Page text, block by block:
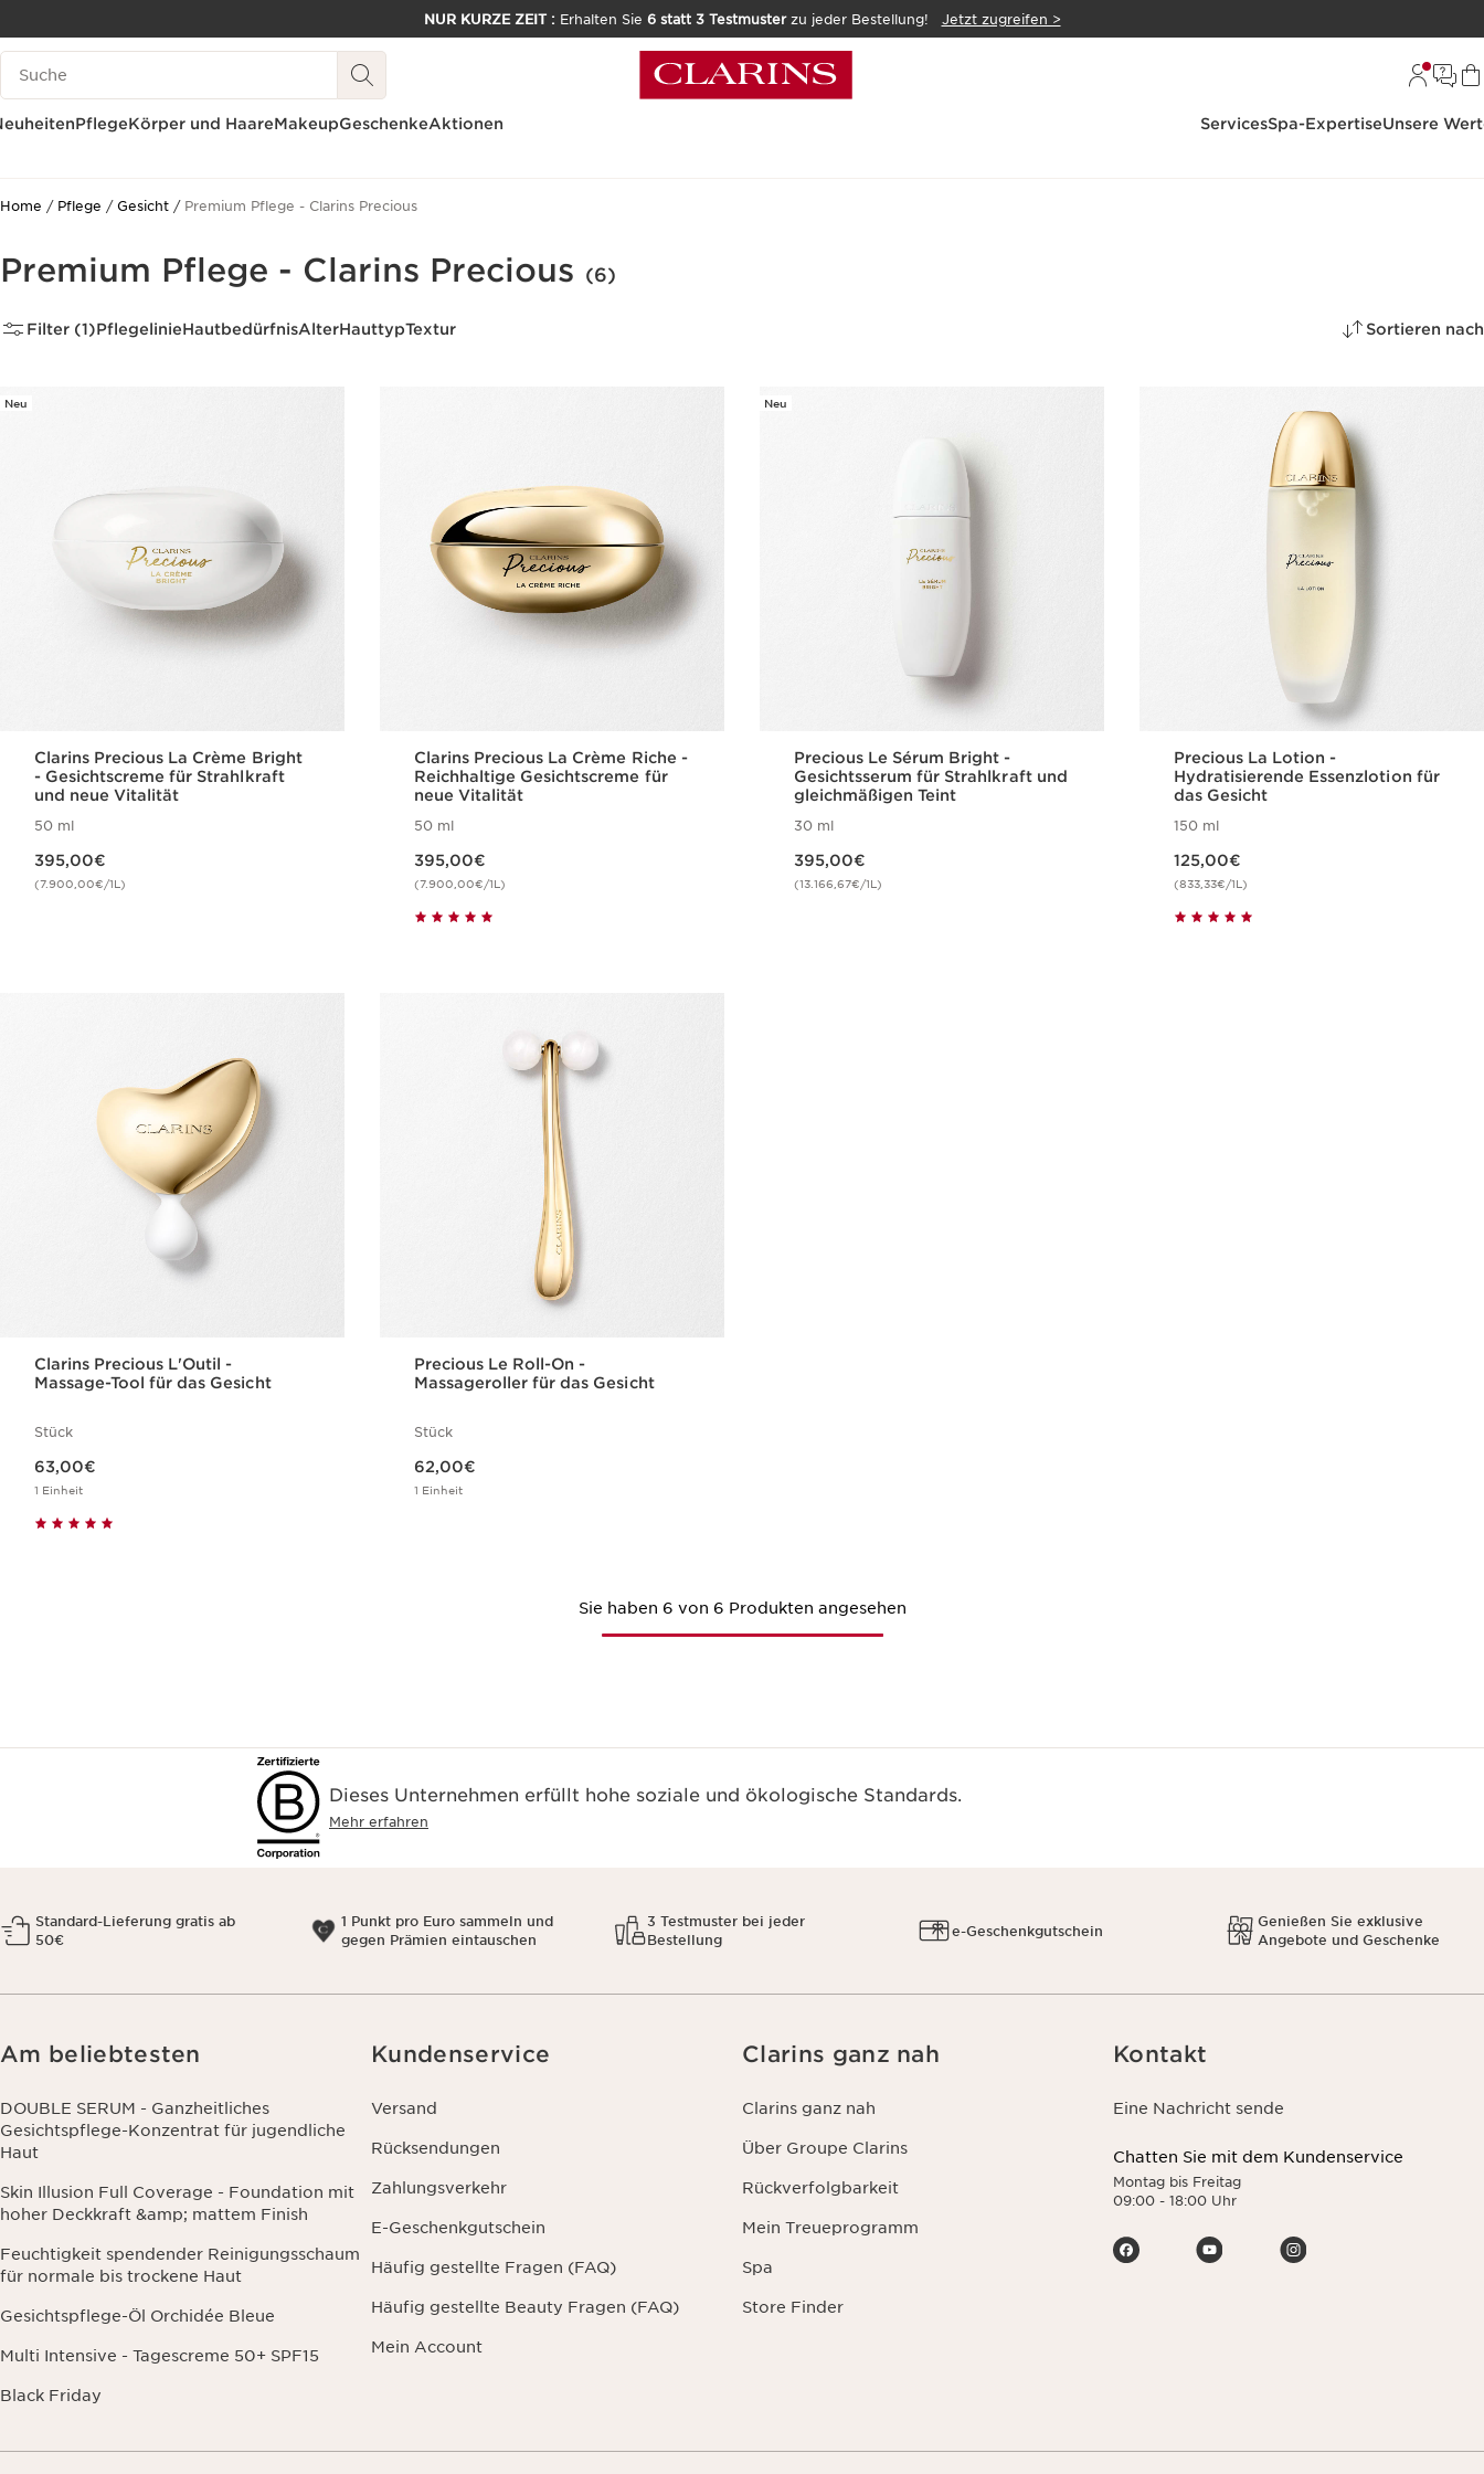
WEITER ZUM INHALT
NUR KURZE ZEIT : Erhalten Sie 6 statt 3 Testmusterzu jeder Bestellung! Jetzt zugreifen >
Legende suchen
PflegeKörper und HaareMakeupGeschenkeAktionen ServicesSpa-ExpertiseUnsere
Home Pflege Gesicht Premium Pflege - Clarins Precious
Premium Pflege - Clarins Precious (6)
Filter (1)PflegelinieHautbedürfnisAlterHauttypTextur Sortieren nach
Neu
Clarins Precious La Crème Bright
- Gesichtscreme für Strahlkraft
und neue Vitalität
50 ml
395,00€
(7.900,00€/1L)
Clarins Precious La Crème Riche -
Reichhaltige Gesichtscreme für
neue Vitalität
50 ml
395,00€
(7.900,00€/1L)
Neu
Precious Le Sérum Bright -
Gesichtsserum für Strahlkraft und
gleichmäßigen Teint
30 ml
395,00€
(13.166,67€/1L)
Precious La Lotion -
Hydratisierende Essenzlotion für
das Gesicht
150 ml
125,00€
(833,33€/1L)
Clarins Precious L'Outil -
Massage-Tool für das Gesicht
Stück
63,00€
1 Einheit
Precious Le Roll-On -
Massageroller für das Gesicht
Stück
62,00€
1 Einheit
Sie haben 6 von 6 Produkten angesehen
Dieses Unternehmen erfüllt hohe soziale und ökologische Standards.
Mehr erfahren
Standard-Lieferung gratis ab
50€
1 Punkt pro Euro sammeln und
gegen Prämien eintauschen
3 Testmuster bei jeder
Bestellung
e-Geschenkgutschein
Genießen Sie exklusive
Angebote und Geschenke
Am beliebtesten
DOUBLE SERUM - Ganzheitliches
Gesichtspflege-Konzentrat für jugendliche
Haut
Skin Illusion Full Coverage - Foundation mit
hoher Deckkraft &amp; mattem Finish
Feuchtigkeit spendender Reinigungsschaum
für normale bis trockene Haut
Gesichtspflege-Öl Orchidée Bleue
Multi Intensive - Tagescreme 50+ SPF15
Black Friday
Kundenservice
Versand
Rücksendungen
Zahlungsverkehr
E-Geschenkgutschein
Häufig gestellte Fragen (FAQ)
Häufig gestellte Beauty Fragen (FAQ)
Mein Account
Clarins ganz nah
Clarins ganz nah
Über Groupe Clarins
Rückverfolgbarkeit
Mein Treueprogramm
Spa
Store Finder
Kontakt
Eine Nachricht sende
Chatten Sie mit dem Kundenservice
Montag bis Freitag
09:00 - 18:00 Uhr